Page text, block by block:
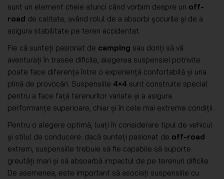
sunt un element cheie atunci când vorbim despre un off-
road de calitate, având rolul de a absorbi șocurile și de a
asigura stabilitate pe teren accidentat.
Fie că sunteți pasionat de camping sau doriți să vă
aventurați în trasee dificile, alegerea suspensiei potrivite
poate face diferența între o experiență confortabilă și una
plină de provocări. Suspensiile 4×4 sunt construite special
pentru a face față terenurilor variate și a asigura
performanțe superioare, chiar și în cele mai extreme condiții.
Pentru o alegere optimă, luați în considerare tipul de vehicul
și stilul de conducere: dacă sunteți pasionat de off-road
extrem, suspensiile trebuie să fie capabile să suporte
greutăți mari și să absoarbă impactul de pe terenuri dificile.
De asemenea, este important să asociați suspensiile cu